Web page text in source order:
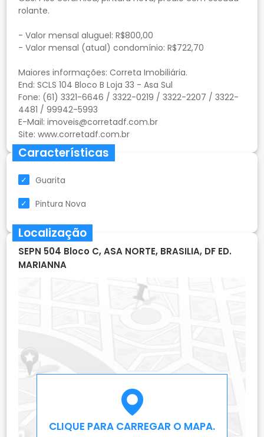
rolante.
- Valor mensal aluguel: R$800,00
- Valor mensal (atual) condomínio: R$722,70
Maiores informações: Correta Imobiliária.
End: SCLS 104 Bloco B Loja 33 - Asa Sul
Fone: (61) 3321-6646 / 3322-0219 / 3322-2207 / 3322-
4481 / 99942-5993
E-Mail: imoveis@corretadf.com.br
Características
Guarita
Pintura Nova
Localização
SEPN 504 Bloco C, ASA NORTE, BRASILIA, DF ED.
MARIANNA
CLIQUE PARA CARREGAR O MAPA.